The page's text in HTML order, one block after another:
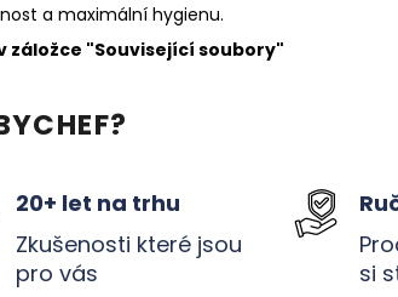
a maximální hygienu.
záložce "Související soubory"
20+ let na trhu
Zkušenosti které jsou
pro vás
si